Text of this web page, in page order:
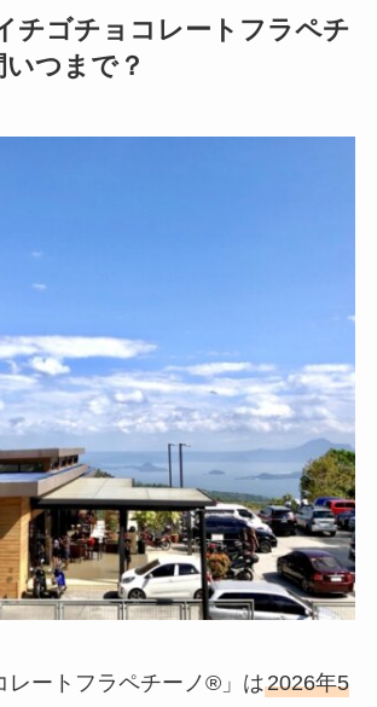
チゴチョコレートフラペチ
つまで？
レートフラペチーノ®」は2026年5